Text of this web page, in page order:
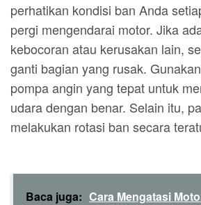
perhatikan kondisi ban Anda
pergi mengendarai motor. Jika
kebocoran atau kerusakan lain,
ganti bagian yang rusak.
pompa angin yang tepat untuk
udara dengan benar. Selain itu,
melakukan rotasi ban secara
Baca juga: Cara Mengatasi